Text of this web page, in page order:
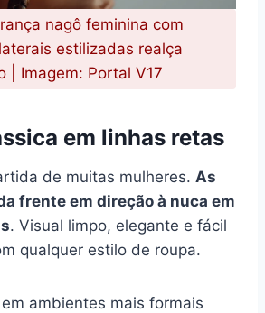
nagô feminina com
estilizadas realça
| Imagem: Portal V17
em linhas retas
de muitas mulheres. As
frente em direção à nuca em
. Visual limpo, elegante e fácil
qualquer estilo de roupa.
ambientes mais formais